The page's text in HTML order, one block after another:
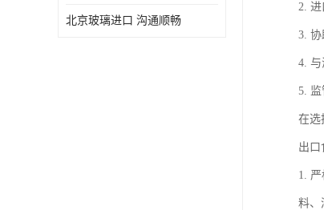
北京玻璃进口 沟通顺畅
2.
3. 协
4. 与
5. 监
在选
出口
1.
料、